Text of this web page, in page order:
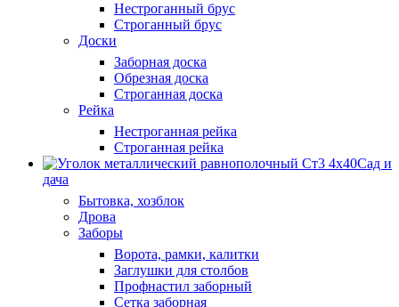
Нестроганный брус
Строганный брус
Доски
Заборная доска
Обрезная доска
Строганная доска
Рейка
Нестроганная рейка
Строганная рейка
Сад и
дача
Бытовка, хозблок
Дрова
Заборы
Ворота, рамки, калитки
Заглушки для столбов
Профнастил заборный
Сетка заборная